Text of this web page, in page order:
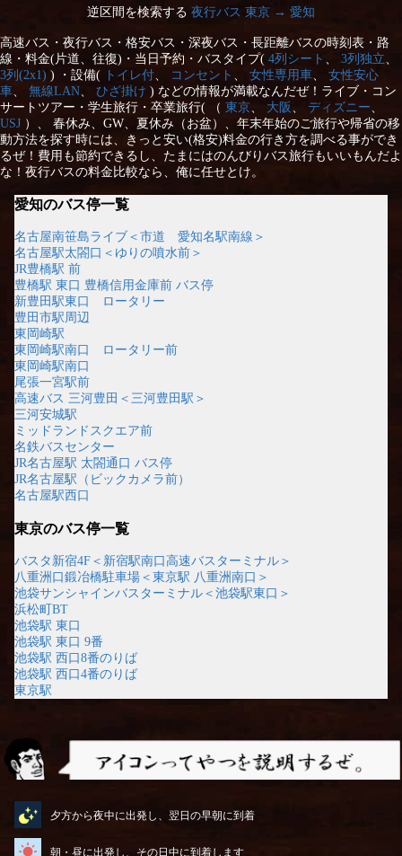
逆区間を検索する 夜行バス 東京 → 愛知
高速バス・夜行バス・格安バス・深夜バス・長距離バスの時刻表・路
線・料金(片道、往復)・当日予約・バスタイプ( 4列シート 3列独立
3列(2x1) ) ・設備( トイレ付 コンセント 女性専用車
女性安心
車
無線LAN ひざ掛け ) などの情報が満載なんだぜ！ライブ・コン
サートツアー・学生旅行・卒業旅行( （ 東京 大阪 ディズニー
USJ ）、 春休み、GW、夏休み（お盆）、年末年始のご旅行や帰省の移
動方法を探す時には、きっと安い(格安)料金の行き方を調べる事ができ
るぜ！費用も節約できるし、たまにはのんびりバス旅行もいいもんだよ
な！夜行バスの料金比較なら、俺に任せとけ。
愛知のバス停一覧
名古屋南笹島ライブ＜市道 愛知名駅南線＞
名古屋駅太閤口＜ゆりの噴水前＞
JR豊橋駅 前
豊橋駅 東口 豊橋信用金庫前 バス停
新豊田駅東口 ロータリー
豊田市駅周辺
東岡崎駅
東岡崎駅南口 ロータリー前
東岡崎駅南口
尾張一宮駅前
高速バス 三河豊田＜三河豊田駅＞
三河安城駅
ミッドランドスクエア前
名鉄バスセンター
JR名古屋駅 太閤通口 バス停
JR名古屋駅（ビックカメラ前）
名古屋駅西口
東京のバス停一覧
バスタ新宿4F＜新宿駅南口高速バスターミナル＞
八重洲口鍛冶橋駐車場＜東京駅 八重洲南口＞
池袋サンシャインバスターミナル＜池袋駅東口＞
浜松町BT
池袋駅 東口
池袋駅 東口 9番
池袋駅 西口8番のりば
池袋駅 西口4番のりば
東京駅
夕方から夜中に出発し、翌日の早朝に到着
朝・昼に出発し、その日中に到着します